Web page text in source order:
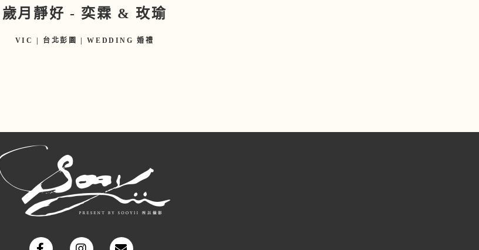
歲月靜好 - 奕霖 & 玫瑜
VIC | 台北彭園 | WEDDING 婚禮